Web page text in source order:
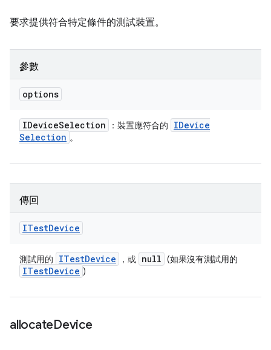
要求提供符合特定條件的測試裝置。
參數
options
IDeviceSelection ：裝置應符合的
IDevice
Selection 。
傳回
ITestDevice
測試用的 ITestDevice ，或 null (如果沒有測試用的
ITestDevice )
allocateDevice